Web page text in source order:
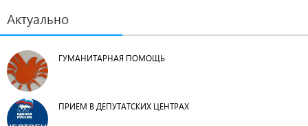
Актуально
ГУМАНИТАРНАЯ ПОМОЩЬ
ПРИЕМ В ДЕПУТАТСКИХ ЦЕНТРАХ